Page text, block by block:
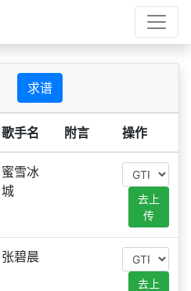
求谱
歌手名 附言 操作
蜜雪冰
城
去上
传
张碧晨
去上